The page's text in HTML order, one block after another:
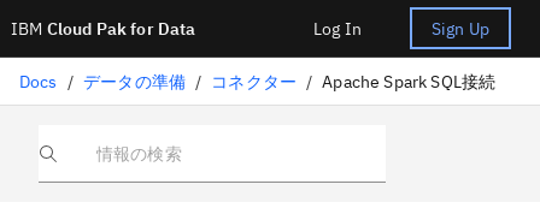
IBM Cloud Pak for Data Log In Sign Up
Docs / データの準備 / コネクター / Apache Spark SQL接続
情報の検索